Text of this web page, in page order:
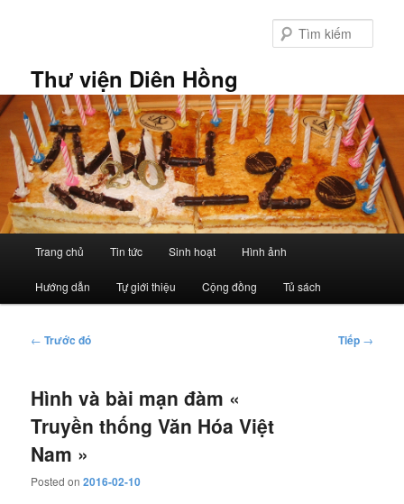
Thư viện Diên Hồng
kiếm
Trang chủ Tin tức Sinh hoạt Hình ảnh
Hướng dẫn Tự giới thiệu Cộng đồng Tủ sách
Điều
viết
← Trước đó Tiếp →
Hình và bài mạn đàm «
Truyền thống Văn Hóa Việt
Nam »
Posted on2016-02-10